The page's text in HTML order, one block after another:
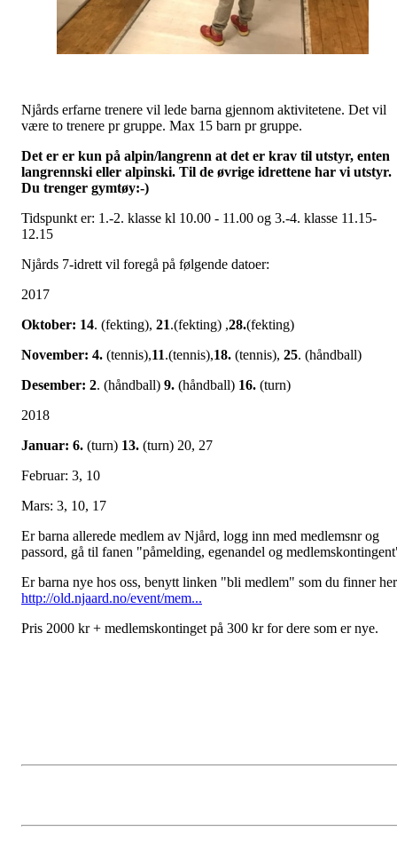
Njårds erfarne trenere vil lede barna gjennom aktivitetene. Det vil
være to trenere pr gruppe. Max 15 barn pr gruppe.
Det er er kun på alpin/langrenn at det er krav til utstyr, enten
langrennski eller alpinski. Til de øvrige idrettene har vi utstyr.
Du trenger gymtøy:-)
Tidspunkt er: 1.-2. klasse kl 10.00 - 11.00 og 3.-4. klasse 11.15-
12.15
Njårds 7-idrett vil foregå på følgende datoer:
2017
Oktober: 14. (fekting), 21.(fekting) ,28.(fekting)
November: 4. (tennis),11.(tennis),18. (tennis), 25. (håndball)
Desember: 2. (håndball) 9. (håndball) 16. (turn)
2018
Januar: 6. (turn) 13. (turn) 20, 27
Februar: 3, 10
Mars: 3, 10, 17
Er barna allerede medlem av Njård, logg inn med medlemsnr og
passord, gå til fanen "påmelding, egenandel og
Er barna nye hos oss, benytt linken "bli medlem" som du finner
http://old.njaard.no/event/mem...
Pris 2000 kr + medlemskontinget på 300 kr for dere som er nye.